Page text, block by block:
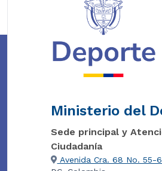
Ministerio del
Sede principal y
Ciudadanía
Avenida Cra. 68 No. 55-